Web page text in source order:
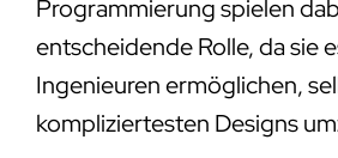
Programmierung spielen
entscheidende Rolle, da sie
Ingenieuren ermöglichen,
kompliziertesten Designs